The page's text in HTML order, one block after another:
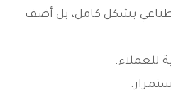
بشكل كامل، بل أضف
للعملاء.